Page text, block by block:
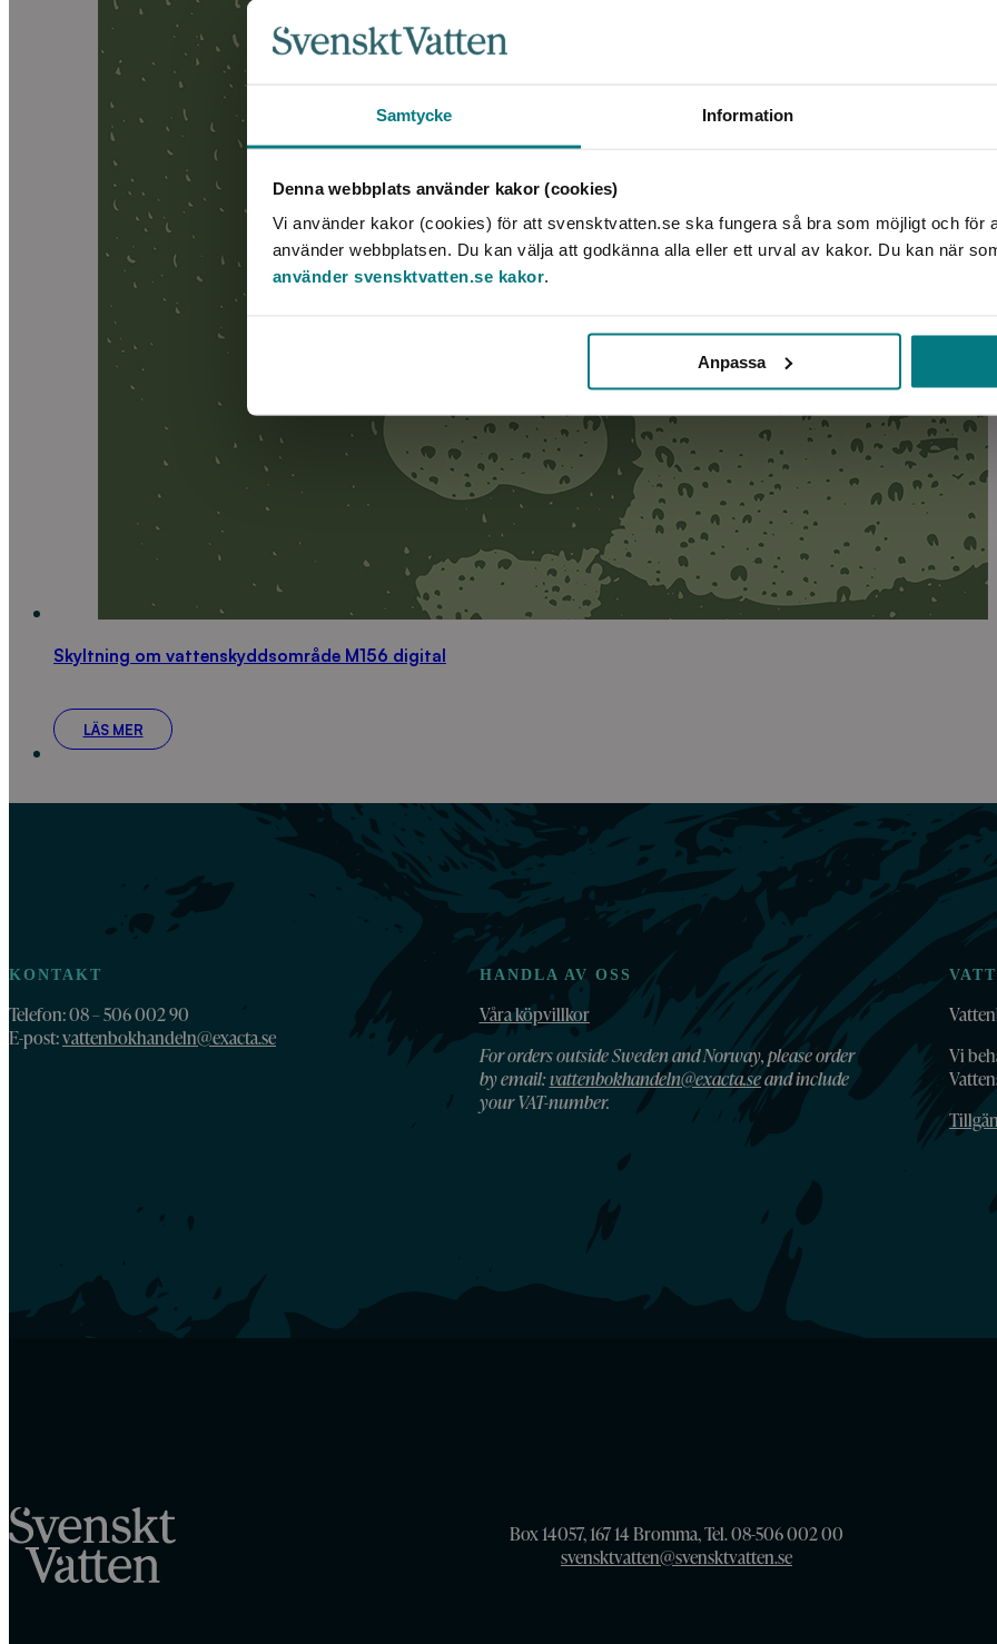
Samtycke Information
Denna webbplats använder kakor (cookies)
Vi använder kakor (cookies) för att svensktvatten.se ska fungera så bra som möjligt och för
använder webbplatsen. Du kan välja att godkänna alla eller ett urval av kakor. Du kan när
använder svensktvatten.se kakor.
Anpassa
Skyltning om vattenskyddsområde M156 digital
LÄS MER
KONTAKT
Telefon: 08 – 506 002 90
E-post:vattenbokhandeln@exacta.se
HANDLA AV OSS
Våra köpvillkor
For orders outside Sweden and Norway, please order
by email:vattenbokhandeln@exacta.seand include
your VAT-number.
Vi
Box 14057, 167 14 Bromma, Tel. 08-506 002 00
svensktvatten@svensktvatten.se